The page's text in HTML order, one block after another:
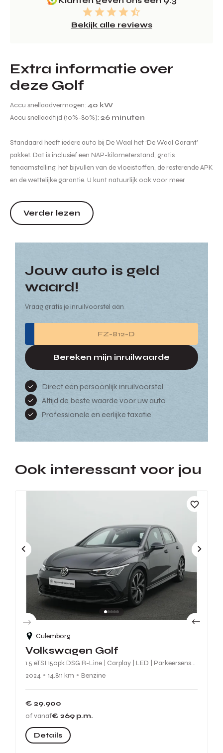
Bekijk alle reviews
Extra informatie over
deze Golf
Accu snellaadvermogen: 40 kW
Accu snellaadtijd (10%-80%): 26 minuten
Standaard heeft iedere auto bij De Waal het ‘De Waal Garant’
pakket. Dat is inclusief een NAP-kilometerstand, gratis
tenaamstelling, het bijvullen van de vloeistoffen, de resterende APK
en de wettelijke garantie. U kunt natuurlijk ook voor meer
verschillende afleverpakketten en de bijbehorende meerprijs
hiervan. Hoewel de in...
Verder lezen
Jouw auto is geld
waard!
Vraag gratis je inruilvoorstel aan
Bereken mijn inruilwaarde
Direct een persoonlijk inruilvoorstel
Altijd de beste waarde voor uw auto
Professionele en eerlijke taxatie
Ook interessant voor jou
Culemborg
Volkswagen Golf
1.5 eTSI 150pk DSG R-Line | Carplay | LED | Parkeersensoren Voor-/Achter | Sportonderstel
2024
14.811 km Benzine
€ 29.900
of vanaf€ 269 p.m.
Details